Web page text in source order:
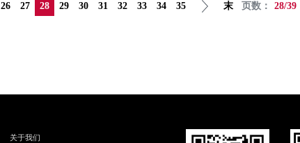
26 27 28 29 30 31 32 33 34 35 末 页数： 28/39
关于我们